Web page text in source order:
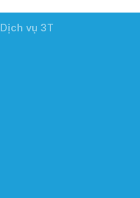
Dịch vụ 3T